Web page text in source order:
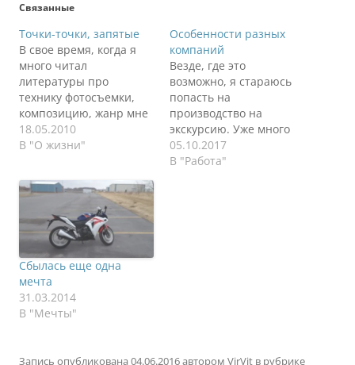
Связанные
Точки-точки, запятые
В свое время, когда я
много читал
литературы про
технику фотосъемки,
композицию, жанр мне
запомнилась одна
фраза: "У фотографов
- всегда оборачивайся
назад, ведь там тоже
могут быть прекрасные
сюжеты". Так
случилось, что в своей
жизни я всегда
оборачиваюсь прежде
чем покинуть на
длительное время тот
или…
18.05.2010
В "О жизни"
Особенности разных
компаний
Везде, где это
возможно, я стараюсь
попасть на
производство на
экскурсию. Уже много
где побывал, в
основном на
05.10.2017
В "Работа"
Сбылась еще одна
мечта
31.03.2014
В "Мечты"
Запись опубликована 04.06.2016автором VirVit в рубрике